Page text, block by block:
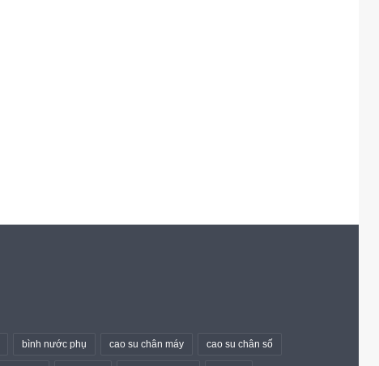
bình nước phụ cao su chân máy cao su chân số